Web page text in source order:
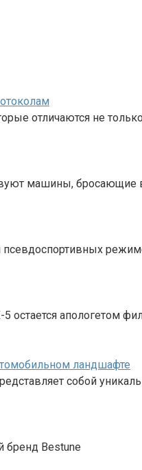
отличаются не
машины, бросающие
псевдоспортивных
остается апологетом
ландшафте
собой
бренд Bestune